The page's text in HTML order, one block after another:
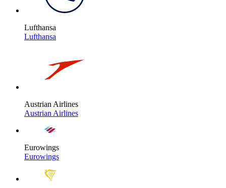
Lufthansa
Lufthansa
Austrian Airlines
Austrian Airlines
Eurowings
Eurowings